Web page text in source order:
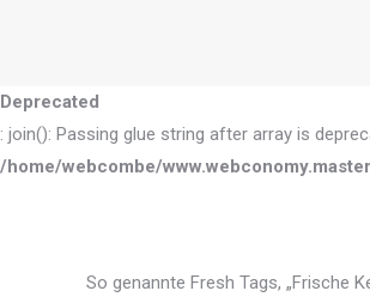
Deprecated
: join(): Passing glue string after array is
/home/webcombe/
So genannte Fresh Tags, „Frische